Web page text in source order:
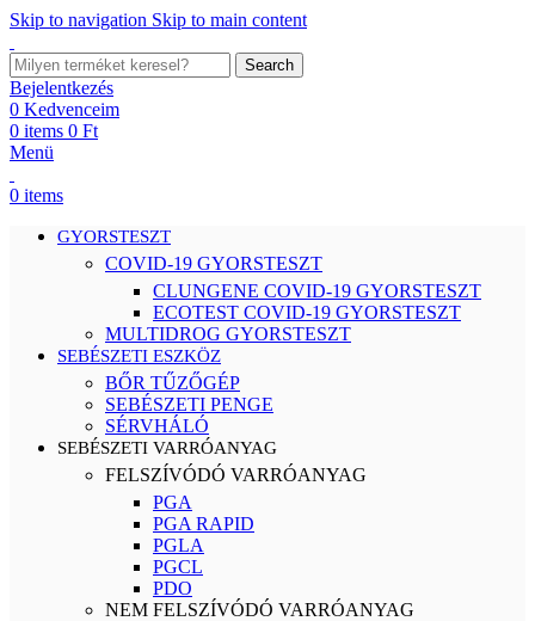
Skip to navigation Skip to main content
Search
Bejelentkezés
0 Kedvenceim
0 items 0 Ft
Menü
0 items
GYORSTESZT
COVID-19 GYORSTESZT
CLUNGENE COVID-19 GYORSTESZT
ECOTEST COVID-19 GYORSTESZT
MULTIDROG GYORSTESZT
SEBÉSZETI ESZKÖZ
BŐR TŰZŐGÉP
SEBÉSZETI PENGE
SÉRVHÁLÓ
SEBÉSZETI VARRÓANYAG
FELSZÍVÓDÓ VARRÓANYAG
PGA
PGA RAPID
PGLA
PGCL
PDO
NEM FELSZÍVÓDÓ VARRÓANYAG